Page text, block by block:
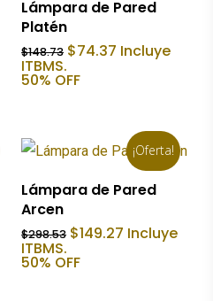
Lámpara de Pared
Platén
$148.73 El
original
$74.37 El
precio
Incluye
ITBMS.
50% OFF
¡Oferta!
Añadir Al Carrito
Lámpara de Pared
Arcen
$298.53 El
original
$149.27 El
precio
Incluye
ITBMS.
50% OFF